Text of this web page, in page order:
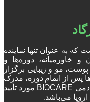
که به عنوان تنها نماینده
و خاورمیانه، دوره‌ها و
مو و زیبایی برگزار
پس از اتمام دوره، مدرک
معتبر بین المللی دریافت خواهند کرد. آکادمی BIOCARE مورد تأیید